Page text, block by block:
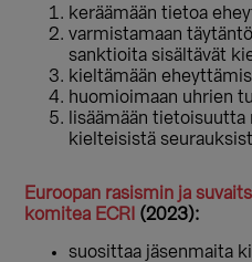
keräämään tietoa
varmistamaan
sanktioita sisältävät
kieltämään
huomioimaan uhrien
lisäämään
kielteisistä
Euroopan rasismin ja
komitea ECRI (2023):
suosittaa jäsenmaita